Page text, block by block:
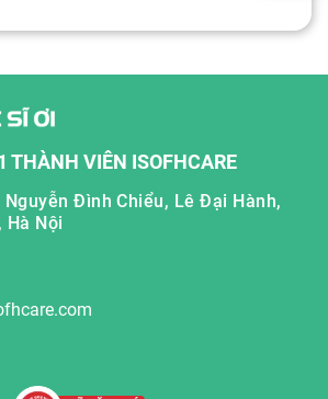
THÀNH VIÊN ISOFHCARE
Nguyễn Đình Chiểu, Lê Đại Hành,
Hà Nội